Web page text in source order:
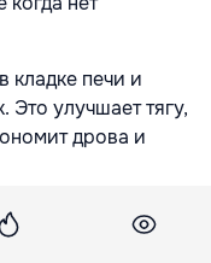
кладке печи и
Это улучшает тягу,
дрова и
той или иной
(у печников